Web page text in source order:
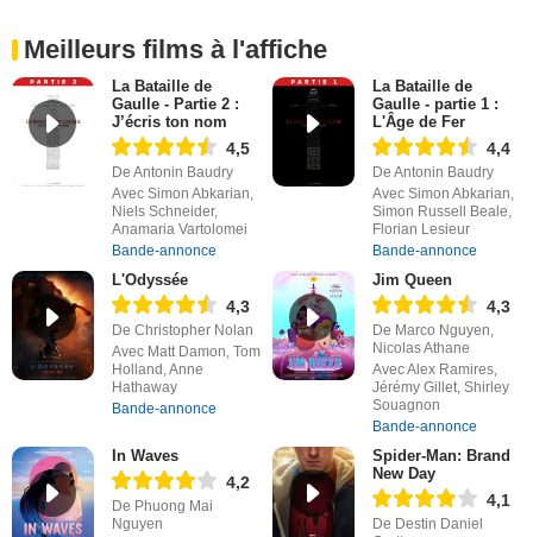
Meilleurs films à l'affiche
La Bataille de
Gaulle - Partie 2 :
J’écris ton nom
4,5
De Antonin Baudry
Avec Simon Abkarian,
Niels Schneider,
Anamaria Vartolomei
Bande-annonce
La Bataille de
Gaulle - partie 1 :
L'Âge de Fer
4,4
De Antonin Baudry
Avec Simon Abkarian,
Simon Russell Beale,
Florian Lesieur
Bande-annonce
L'Odyssée
4,3
De Christopher Nolan
Avec Matt Damon, Tom
Holland, Anne
Hathaway
Bande-annonce
Jim Queen
4,3
De Marco Nguyen,
Nicolas Athane
Avec Alex Ramires,
Jérémy Gillet, Shirley
Souagnon
Bande-annonce
In Waves
4,2
De Phuong Mai
Nguyen
Spider-Man: Brand
New Day
4,1
De Destin Daniel